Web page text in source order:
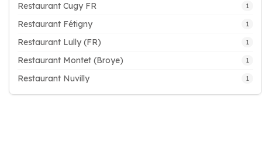
Restaurant Cugy FR 1
Restaurant Fétigny 1
Restaurant Lully (FR) 1
Restaurant Montet (Broye) 1
Restaurant Nuvilly 1